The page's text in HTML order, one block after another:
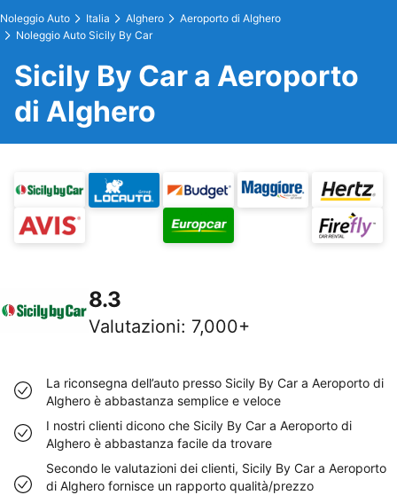
Noleggio Auto Italia Alghero
Aeroporto di Alghero
Noleggio Auto Sicily By Car
Sicily By Car a Aeroporto
di Alghero
8.3
Valutazioni: 7,000+
La riconsegna dell’auto presso Sicily By Car a Aeroporto di
Alghero è abbastanza semplice e veloce
I nostri clienti dicono che Sicily By Car a Aeroporto di
Alghero è abbastanza facile da trovare
Secondo le valutazioni dei clienti, Sicily By Car a Aeroporto
di Alghero fornisce un rapporto qualità/prezzo